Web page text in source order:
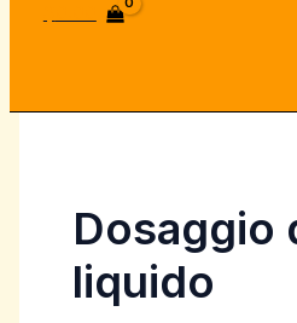
Dosaggio
liquido